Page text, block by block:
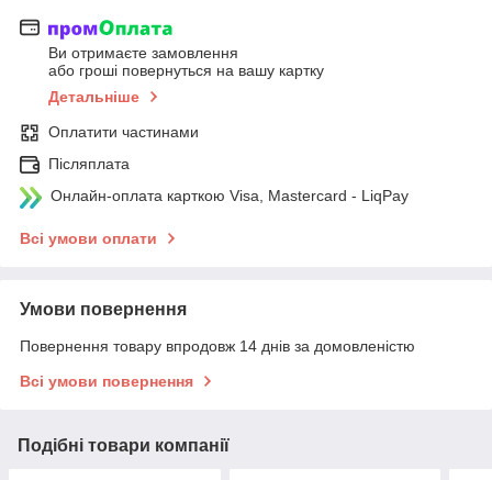
Ви отримаєте замовлення
або гроші повернуться на вашу картку
Детальніше
Оплатити частинами
Післяплата
Онлайн-оплата карткою Visa, Mastercard - LiqPay
Всі умови оплати
Умови повернення
Повернення товару впродовж 14 днів за домовленістю
Всі умови повернення
Подібні товари компанії